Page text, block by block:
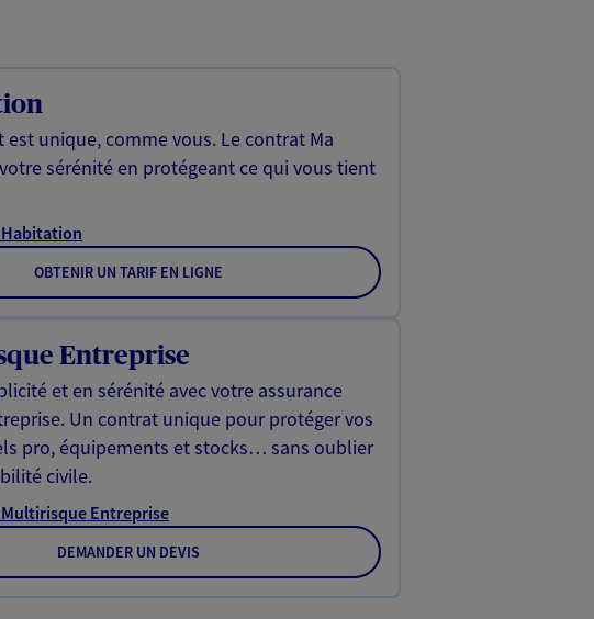
unique, comme vous. Le contrat Ma
sérénité en protégeant ce qui vous tient
OBTENIR UN TARIF EN LIGNE
Entreprise
et en sérénité avec votre assurance
Un contrat unique pour protéger vos
pro, équipements et stocks… sans oublier
civile.
Entreprise
DEMANDER UN DEVIS